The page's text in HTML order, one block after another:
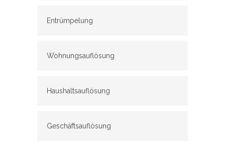
Entrümpelung
Wohnungsauflösung
Haushaltsauflösung
Geschäftsauflösung